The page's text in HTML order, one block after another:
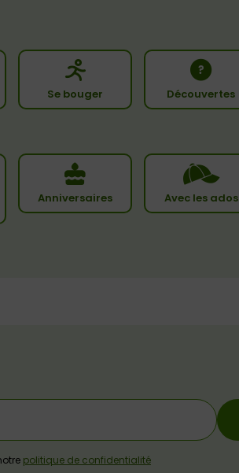
Se bouger Découvertes
Anniversaires Avec les ados
politique de confidentialité